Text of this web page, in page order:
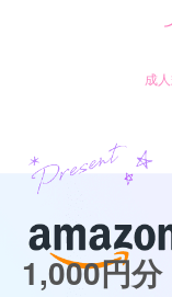
成
1,000円分